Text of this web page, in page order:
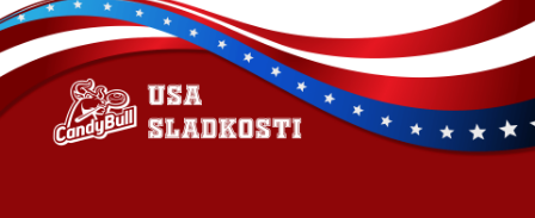
á
p
a
í